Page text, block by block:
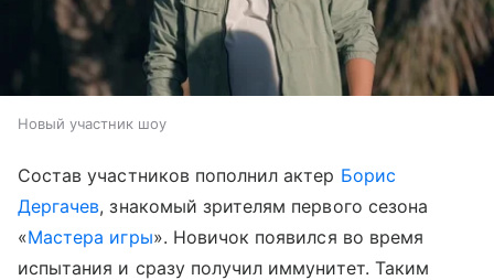
Новый участник шоу
Состав участников пополнил актер Борис
Дергачев, знакомый зрителям первого сезона
«Мастера игры». Новичок появился во время
испытания и сразу получил иммунитет. Таким